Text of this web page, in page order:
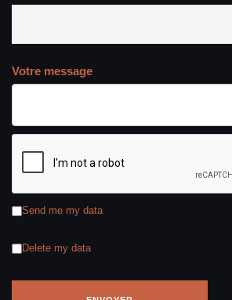
Votre message
Send me my data
Delete my data